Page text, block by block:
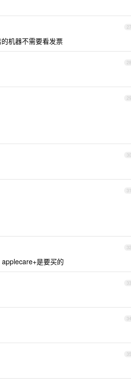
27
机器不需要看发票
28
29
30
31
32
是要买的
33
34
35